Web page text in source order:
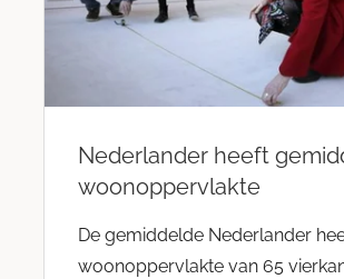
Nederlander heeft
woonoppervlakte
De gemiddelde Nederlander
woonoppervlakte van 65